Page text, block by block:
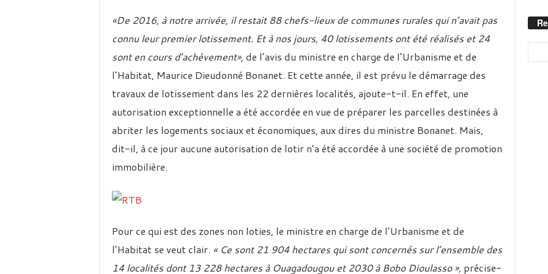
«De 2016, à notre arrivée, il restait 88 chefs-lieux de communes rurales qui n’avait pas
connu leur premier lotissement. Et à nos jours, 40 lotissements ont été réalisés et 24
sont en cours d’achèvement», de l’avis du ministre en charge de l’Urbanisme et de
l’Habitat, Maurice Dieudonné Bonanet. Et cette année, il est prévu le démarrage des
travaux de lotissement dans les 22 dernières localités, ajoute-t-il. En effet, une
autorisation exceptionnelle a été accordée en vue de préparer les parcelles destinées à
abriter les logements sociaux et économiques, aux dires du ministre Bonanet. Mais,
dit-il, à ce jour aucune autorisation de lotir n’a été accordée à une société de promotion
immobilière.
Pour ce qui est des zones non loties, le ministre en charge de l’Urbanisme et de
l’Habitat se veut clair. « Ce sont 21 904 hectares qui sont concernés sur l’ensemble des
14 localités dont 13 228 hectares à Ouagadougou et 2030 à Bobo Dioulasso », précise-